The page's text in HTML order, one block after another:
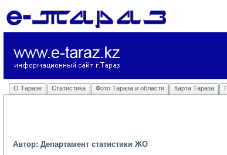
О Таразе Статистика Фото Тараза и области Карта Тараза
Автор: Департамент статистики ЖО